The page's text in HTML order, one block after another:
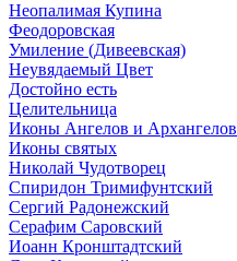
Неопалимая Купина
Феодоровская
Умиление (Дивеевская)
Неувядаемый Цвет
Достойно есть
Целительница
Иконы Ангелов и Архангелов
Иконы святых
Николай Чудотворец
Спиридон Тримифунтский
Сергий Радонежский
Серафим Саровский
Иоанн Кронштадтский